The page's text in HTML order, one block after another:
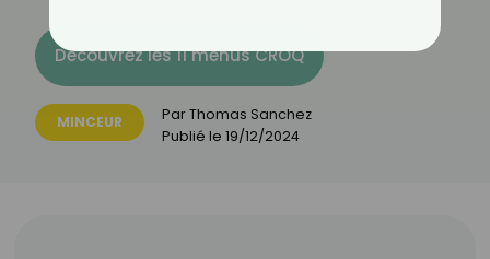
Découvrez les 11 menus CROQ
MINCEUR ParThomas Sanchez
Publié le 19/12/2024